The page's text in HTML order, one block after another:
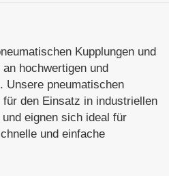
Kupplungen und
hochwertigen und
Unsere pneumatischen
den Einsatz in industriellen
eignen sich ideal für
und einfache